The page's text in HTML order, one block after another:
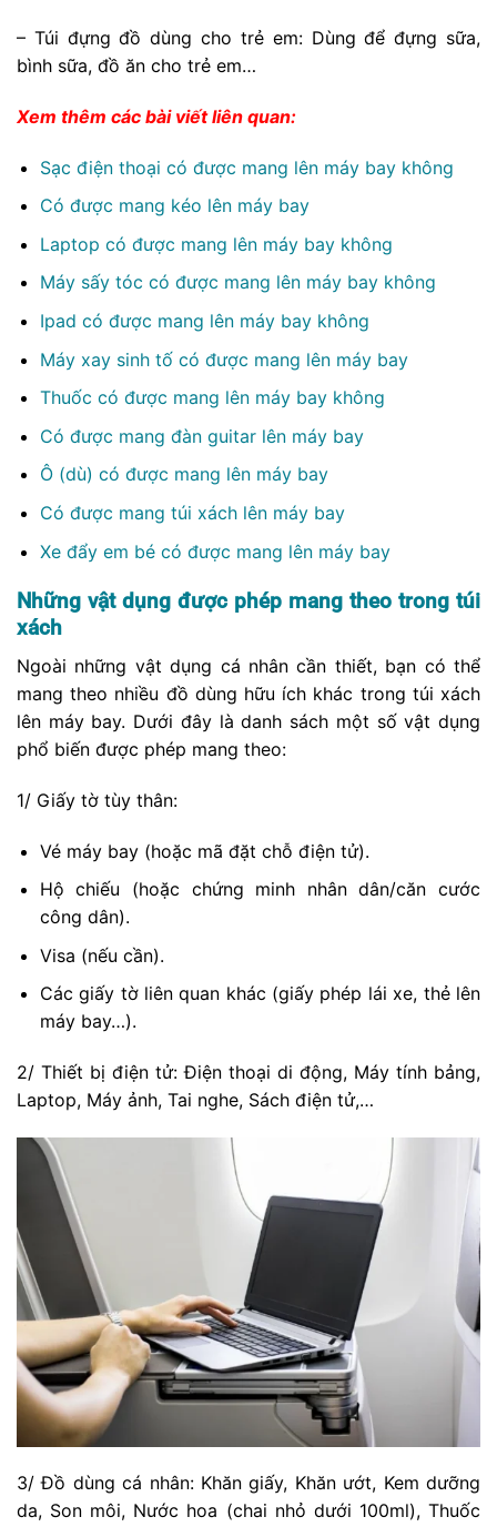
– Túi đựng đồ dùng cho trẻ em: Dùng để đựng sữa,
bình sữa, đồ ăn cho trẻ em…
Xem thêm các bài viết liên quan:
Sạc điện thoại có được mang lên máy bay không
Có được mang kéo lên máy bay
Laptop có được mang lên máy bay không
Máy sấy tóc có được mang lên máy bay không
Ipad có được mang lên máy bay không
Máy xay sinh tố có được mang lên máy bay
Thuốc có được mang lên máy bay không
Có được mang đàn guitar lên máy bay
Ô (dù) có được mang lên máy bay
Có được mang túi xách lên máy bay
Xe đẩy em bé có được mang lên máy bay
Những vật dụng được phép mang theo trong túi
xách
Ngoài những vật dụng cá nhân cần thiết, bạn có thể
mang theo nhiều đồ dùng hữu ích khác trong túi xách
lên máy bay. Dưới đây là danh sách một số vật dụng
phổ biến được phép mang theo:
1/ Giấy tờ tùy thân:
Vé máy bay (hoặc mã đặt chỗ điện tử).
Hộ chiếu (hoặc chứng minh nhân dân/căn cước
công dân).
Visa (nếu cần).
Các giấy tờ liên quan khác (giấy phép lái xe, thẻ lên
máy bay…).
2/ Thiết bị điện tử: Điện thoại di động, Máy tính bảng,
Laptop, Máy ảnh, Tai nghe, Sách điện tử,…
3/ Đồ dùng cá nhân: Khăn giấy, Khăn ướt, Kem dưỡng
da, Son môi, Nước hoa (chai nhỏ dưới 100ml), Thuốc